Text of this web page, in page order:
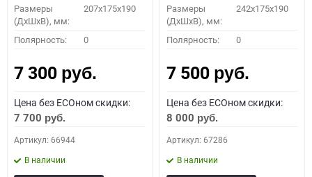
Размеры
(ДхШхВ), мм:
207x175x190
Полярность: 0
7 300 руб.
Цена без ECOном скидки:
7 700 руб.
Артикул: 66944
В наличии
Размеры
(ДхШхВ), мм:
242x175x190
Полярность: 0
7 500 руб.
Цена без ECOном скидки:
8 000 руб.
Артикул: 67286
В наличии